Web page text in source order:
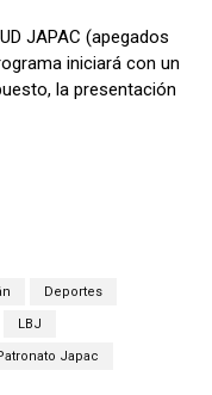
JAPAC (apegados
iniciará con un
la presentación
Deportes
LBJ
Japac